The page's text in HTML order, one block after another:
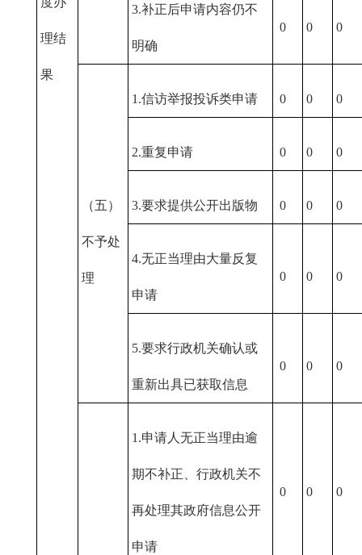
理结
果
3.补正后申请内容仍不
明确
0 0 0
（五）
不予处
理
1.信访举报投诉类申请 0 0 0
2.重复申请 0 0 0
3.要求提供公开出版物 0 0 0
4.无正当理由大量反复
申请
0 0 0
5.要求行政机关确认或
重新出具已获取信息
0 0 0
1.申请人无正当理由逾
期不补正、行政机关不
再处理其政府信息公开
申请
0 0 0